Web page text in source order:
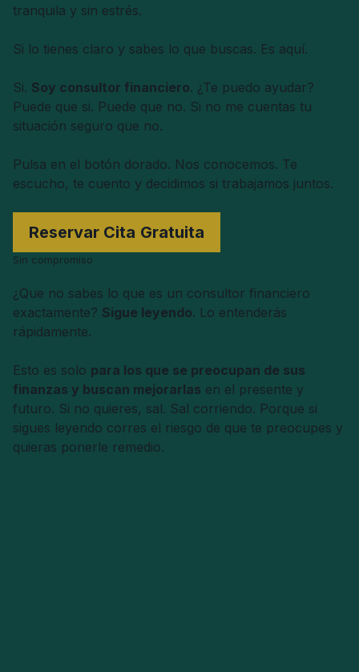
tranquila y sin estrés.
Si lo tienes claro y sabes lo que buscas. Es aquí.
Si. Soy consultor financiero. ¿Te puedo ayudar?
Puede que si. Puede que no. Si no me cuentas tu
situación seguro que no.
Pulsa en el botón dorado. Nos conocemos. Te
escucho, te cuento y decidimos si trabajamos juntos.
Reservar Cita Gratuita
Sin compromiso
¿Que no sabes lo que es un consultor financiero
exactamente? Sigue leyendo. Lo entenderás
rápidamente.
Esto es solo para los que se preocupan de sus
finanzas y buscan mejorarlas en el presente y
futuro. Si no quieres, sal. Sal corriendo. Porque si
sigues leyendo corres el riesgo de que te preocupes y
quieras ponerle remedio.